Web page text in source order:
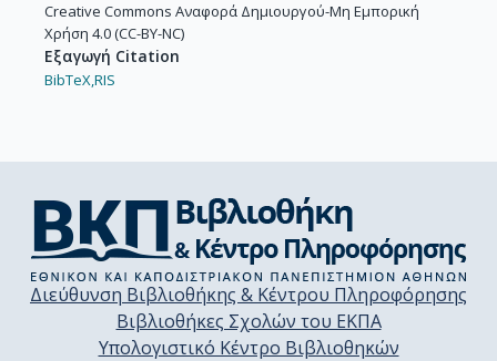
Creative Commons Αναφορά Δημιουργού-Μη Εμπορική
Χρήση 4.0 (CC-BY-NC)
Εξαγωγή Citation
BibTeX,RIS
Διεύθυνση Βιβλιοθήκης & Κέντρου Πληροφόρησης
Βιβλιοθήκες Σχολών του ΕΚΠΑ
Υπολογιστικό Κέντρο Βιβλιοθηκών